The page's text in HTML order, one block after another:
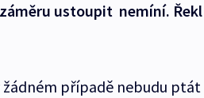
ustoupit nemíní. Řekl
žádném případě nebudu ptát